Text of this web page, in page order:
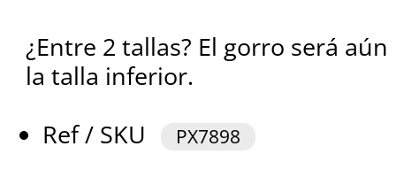
¿Entre 2 tallas? El gorro será
la talla inferior.
Ref / SKU
PX7898